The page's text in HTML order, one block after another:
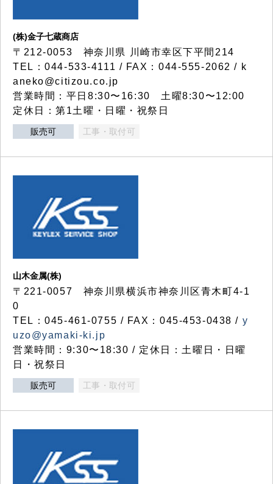
(株)金子七蔵商店
〒212-0053 神奈川県 川崎市幸区下平間214
TEL：044-533-4111 / FAX：044-555-2062 / k
aneko@citizou.co.jp
営業時間：平日8:30〜16:30 土曜8:30〜12:00
定休日：第1土曜・日曜・祝祭日
販売可 工事・取付可
山木金属(株)
〒221-0057 神奈川県横浜市神奈川区青木町4-1
0
TEL：045-461-0755 / FAX：045-453-0438 / y
uzo@yamaki-ki.jp
営業時間：9:30〜18:30 / 定休日：土曜日・日曜
日・祝祭日
販売可 工事・取付可